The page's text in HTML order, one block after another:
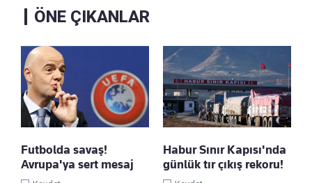
ÖNE ÇIKANLAR
Futbolda savaş!
Avrupa'ya sert mesaj
Habur Sınır Kapısı'nda
günlük tır çıkış rekoru!